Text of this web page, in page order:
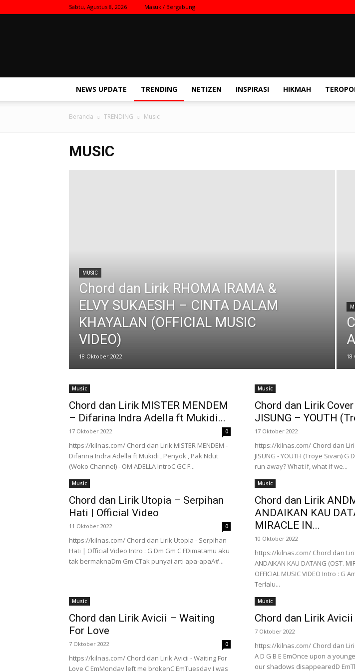
Sabtu, Agustus 8, 2026 Masuk / Bergabung
NEWS UPDATE TRENDING NETIZEN INSPIRASI HIKMAH
Beranda TRENDING Music
MUSIC
MUSIC
Chord dan Lirik RHOMA IRAMA &
ELVY SUKAESIH – CINTA DALAM
KHAYALAN (OFFICIAL MUSIC
VIDEO)
18 Oktober 2022 18
Music
Chord dan Lirik MISTER MENDEM
– Difarina Indra Adella ft Mukidi...
17 Oktober 2022 0
https://kilnas.com/ Chord dan Lirik MISTER MENDEM -
Difarina Indra Adella ft Mukidi , Penyok , Pak Ndut
(Woko Channel) - OM ADELLA IntroC GC F...
Music
Chord dan Lirik Cover
JISUNG – YOUTH
17 Oktober 2022
https://kilnas.com/ Chord dan
JISUNG - YOUTH (Troye Sivan)
run away? What if, what if we...
Music
Chord dan Lirik Utopia – Serpihan
Hati | Official Video
11 Oktober 2022 0
https://kilnas.com/ Chord dan Lirik Utopia - Serpihan
Hati | Official Video Intro : G Dm Gm C FDimatamu aku
tak bermaknaDm Gm CTak punyai arti apa-apaA#...
Music
Chord dan Lirik
ANDAIKAN KAU
MIRACLE IN...
10 Oktober 2022
https://kilnas.com/ Chord dan
ANDAIKAN KAU DATANG (OST.
OFFICIAL MUSIC VIDEO Intro : G
Terlalu...
Music
Chord dan Lirik Avicii – Waiting
For Love
7 Oktober 2022 0
https://kilnas.com/ Chord dan Lirik Avicii - Waiting For
Love C EmMonday left me brokenC EmTuesday I was
Music
Chord dan Lirik
7 Oktober 2022
https://kilnas.com/ Chord dan
A D G B E EmOnce upon a
our shadows disappearedD